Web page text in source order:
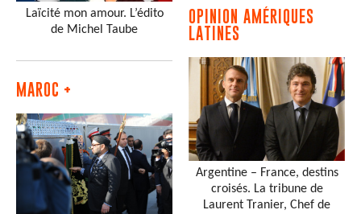
Laïcité mon amour. L’édito
de Michel Taube
MAROC +
OPINION AMÉRIQUES
LATINES
Argentine – France, destins
croisés. La tribune de
Laurent Tranier, Chef de